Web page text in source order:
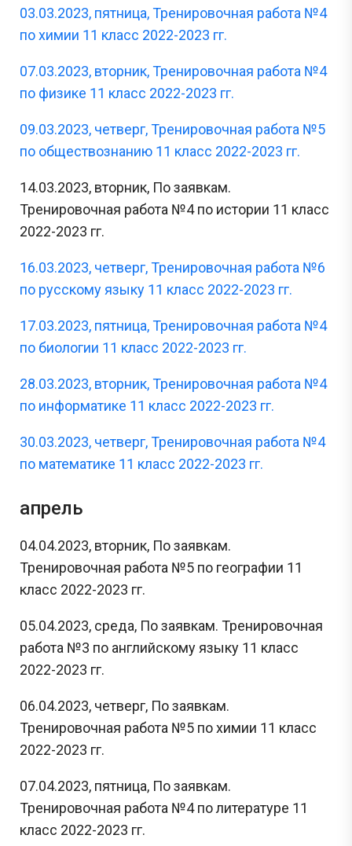
03.03.2023, пятница, Тренировочная работа №4
по химии 11 класс 2022-2023 гг.
07.03.2023, вторник, Тренировочная работа №4
по физике 11 класс 2022-2023 гг.
09.03.2023, четверг, Тренировочная работа №5
по обществознанию 11 класс 2022-2023 гг.
14.03.2023, вторник, По заявкам.
Тренировочная работа №4 по истории 11 класс
2022-2023 гг.
16.03.2023, четверг, Тренировочная работа №6
по русскому языку 11 класс 2022-2023 гг.
17.03.2023, пятница, Тренировочная работа №4
по биологии 11 класс 2022-2023 гг.
28.03.2023, вторник, Тренировочная работа №4
по информатике 11 класс 2022-2023 гг.
30.03.2023, четверг, Тренировочная работа №4
по математике 11 класс 2022-2023 гг.
апрель
04.04.2023, вторник, По заявкам.
Тренировочная работа №5 по географии 11
класс 2022-2023 гг.
05.04.2023, среда, По заявкам. Тренировочная
работа №3 по английскому языку 11 класс
2022-2023 гг.
06.04.2023, четверг, По заявкам.
Тренировочная работа №5 по химии 11 класс
2022-2023 гг.
07.04.2023, пятница, По заявкам.
Тренировочная работа №4 по литературе 11
класс 2022-2023 гг.